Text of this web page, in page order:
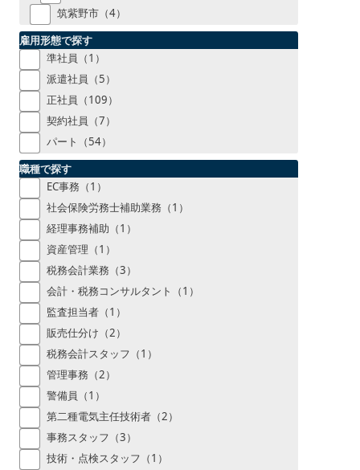
筑紫野市（4）
雇用形態で探す
準社員（1）
派遣社員（5）
正社員（109）
契約社員（7）
パート（54）
職種で探す
EC事務（1）
社会保険労務士補助業務（1）
経理事務補助（1）
資産管理（1）
税務会計業務（3）
会計・税務コンサルタント（1）
監査担当者（1）
販売仕分け（2）
税務会計スタッフ（1）
管理事務（2）
警備員（1）
第二種電気主任技術者（2）
事務スタッフ（3）
技術・点検スタッフ（1）